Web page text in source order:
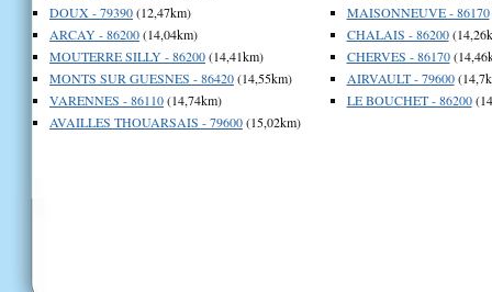
DOUX - 79390(12,47km)
ARCAY - 86200(14,04km)
MOUTERRE SILLY - 86200(14,41km)
MONTS SUR GUESNES - 86420(14,55km)
VARENNES - 86110(14,74km)
AVAILLES THOUARSAIS - 79600(15,02km)
MAISONNEUVE - 86170
CHALAIS - 86200
CHERVES - 86170
AIRVAULT - 79600
LE BOUCHET - 86200